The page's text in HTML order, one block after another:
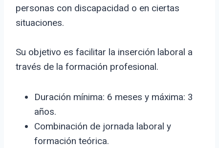
personas con discapacidad o en ciertas
situaciones.
Su objetivo es facilitar la inserción laboral a
través de la formación profesional.
Duración mínima: 6 meses y máxima: 3
años.
Combinación de jornada laboral y
formación teórica.